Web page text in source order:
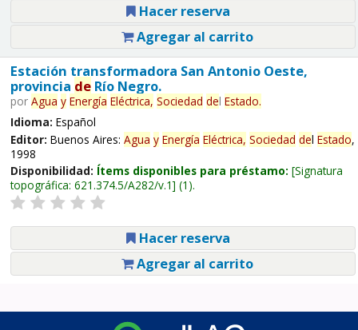
Hacer reserva
Agregar al carrito
Estación transformadora San Antonio Oeste,
provincia deRío Negro.
por Agua y Energía Eléctrica, Sociedad del Estado.
Idioma: Español
Editor: Buenos Aires: Agua y Energía Eléctrica, Sociedad del Estado,
1998
Disponibilidad: Ítems disponibles para préstamo: Signatura
topográfica: 621.374.5/A282/v.1 (1).
Hacer reserva
Agregar al carrito